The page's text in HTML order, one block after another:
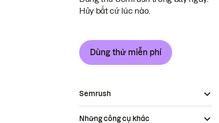
Hủy bất cứ lúc nào.
Dùng thử miễn phí
Semrush
Những công cụ khác